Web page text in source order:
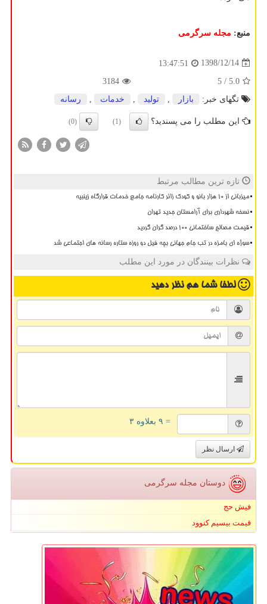
منبع: مجله سرگرمی
1398/12/14
13:47:51
5.0
/ 5
3184
تگهای خبر:
بازار تولید خدمات رسانه
این مطلب را می پسندید؟ (1)
(0)
تازه ترین مطالب مرتبط
میزبانی از ۱۰ هزار بانو و کودک زائر کارنامه جامع خدمات قرارگاه زینبیه
نسخه شهرداری برای آرامستان جدید تهران
قیمت مصالح ساختمانی ۱۰۰ درصد گران گردید
سوژه ای بامزه در تب جام جهانی بچه فیل دو روزه ستاره رسانه های اجتماعی شد
نظرات بینندگان در مورد این مطلب
لطفا شما همنظر دهید
= ۹ بعلاوه ۳
ارسال نظر
دوستان مجله سرگرمی
فیش حج
قیمت بیسیم کنوود